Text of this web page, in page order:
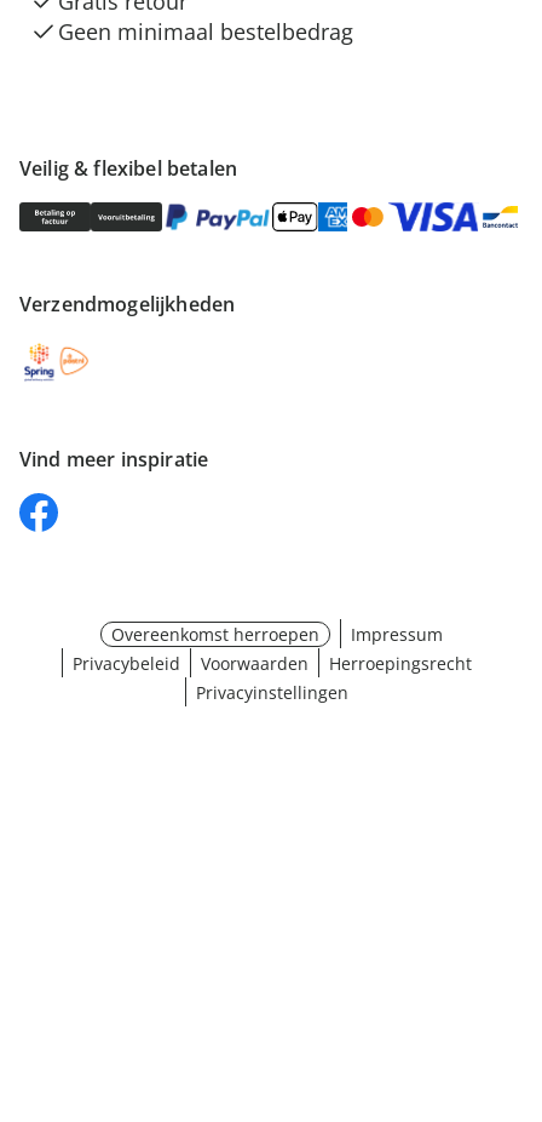
Veilig & flexibel betalen
Verzendmogelijkheden
Vind meer inspiratie
Geen minimaal bestelbedrag
Overeenkomst herroepen
Impressum
Privacybeleid
Voorwaarden
Herroepingsrecht
Privacyinstellingen